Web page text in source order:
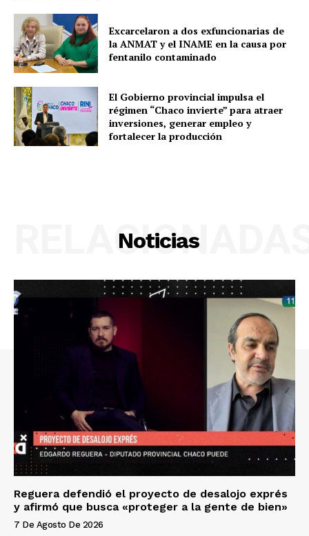
Excarcelaron a dos exfuncionarias de
la ANMAT y el INAME en la causa por
fentanilo contaminado
El Gobierno provincial impulsa el
régimen “Chaco invierte” para atraer
inversiones, generar empleo y
fortalecer la producción
Noticias
Reguera defendió el proyecto de desalojo exprés
y afirmó que busca «proteger a la gente de bien»
7 De Agosto De 2026